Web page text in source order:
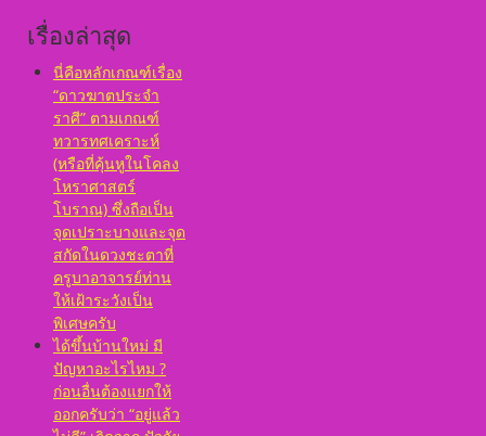
ตั้งชื่อมงคลคนเกิดวัน
อาทิตย์ ตั้งชื่อดี เป็น
มงคล ชื่อมงคล ตั้งชื่อ
เลขศาสตร์ มหาทักษา
พลังดาวพระเคราะห์
ตั้งดวงถอดดาวด้วย
โหราศาตร์ ๑๐ ลัคนา
ออกมาเป็นจุดอ่อนจุด
แข็งแก้ไขข้อบกพร่อง
ในพื้นดวงชาตา
เรื่องล่าสุด
นี่คือหลักเกณฑ์เรื่อง
“ดาวฆาตประจำ
ราศี” ตามเกณฑ์
ทวารทศเคราะห์
(หรือที่คุ้นหูในโคลง
โหราศาสตร์
โบราณ) ซึ่งถือเป็น
จุดเปราะบางและจุด
สกัดในดวงชะตาที่
ครูบาอาจารย์ท่าน
ให้เฝ้าระวังเป็น
พิเศษครับ
ได้ขึ้นบ้านใหม่ มี
ปัญหาอะไรไหม ?
ก่อนอื่นต้องแยกให้
ออกครับว่า “อยู่แล้ว